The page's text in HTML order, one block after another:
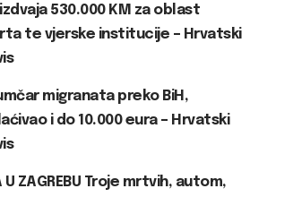
izdvaja 530.000 KM za oblast
te vjerske institucije – Hrvatski
migranata preko BiH,
i do 10.000 eura – Hrvatski
U ZAGREBU Troje mrtvih, autom,